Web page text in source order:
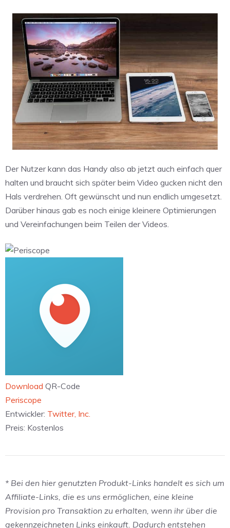
Der Nutzer kann das Handy also ab jetzt auch einfach quer
halten und braucht sich später beim Video gucken nicht den
Hals verdrehen. Oft gewünscht und nun endlich umgesetzt.
Darüber hinaus gab es noch einige kleinere Optimierungen
und Vereinfachungen beim Teilen der Videos.
Download QR-Code
‎Periscope
Entwickler: Twitter, Inc.
Preis: Kostenlos
* Bei den hier genutzten Produkt-Links handelt es sich um
Affiliate-Links, die es uns ermöglichen, eine kleine
Provision pro Transaktion zu erhalten, wenn ihr über die
gekennzeichneten Links einkauft. Dadurch entstehen